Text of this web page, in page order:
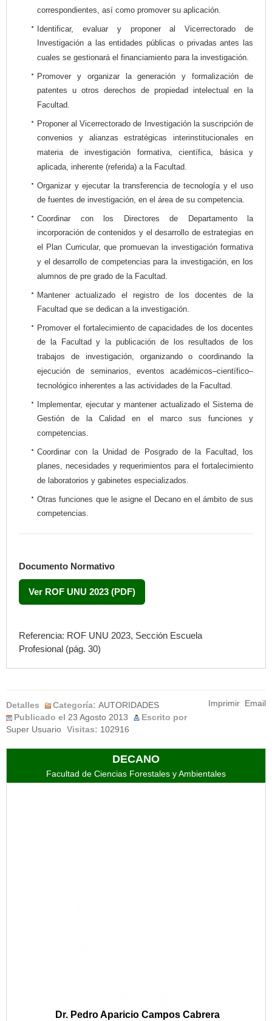
correspondientes, así como promover su aplicación.
Identificar, evaluar y proponer al Vicerrectorado de
Investigación a las entidades públicas o privadas antes las
cuales se gestionará el financiamiento para la investigación.
Promover y organizar la generación y formalización de
patentes u otros derechos de propiedad intelectual en la
Facultad.
Proponer al Vicerrectorado de Investigación la suscripción de
convenios y alianzas estratégicas interinstitucionales en
materia de investigación formativa, científica, básica y
aplicada, inherente (referida) a la Facultad.
Organizar y ejecutar la transferencia de tecnología y el uso
de fuentes de investigación, en el área de su competencia.
Coordinar con los Directores de Departamento la
incorporación de contenidos y el desarrollo de estrategias en
el Plan Curricular, que promuevan la investigación formativa
y el desarrollo de competencias para la investigación, en los
alumnos de pre grado de la Facultad.
Mantener actualizado el registro de los docentes de la
Facultad que se dedican a la investigación.
Promover el fortalecimiento de capacidades de los docentes
de la Facultad y la publicación de los resultados de los
trabajos de investigación, organizando o coordinando la
ejecución de seminarios, eventos académicos–científico–
tecnológico inherentes a las actividades de la Facultad.
Implementar, ejecutar y mantener actualizado el Sistema de
Gestión de la Calidad en el marco sus funciones y
competencias.
Coordinar con la Unidad de Posgrado de la Facultad, los
planes, necesidades y requerimientos para el fortalecimiento
de laboratorios y gabinetes especializados.
Otras funciones que le asigne el Decano en el ámbito de sus
competencias.
Documento Normativo
Ver ROF UNU 2023 (PDF)
Referencia: ROF UNU 2023, Sección Escuela
Profesional (pág. 30)
Detalles Categoría: AUTORIDADES
Publicado el 23 Agosto 2013
Escrito por
Super Usuario Visitas: 102916
Imprimir Email
DECANO
Facultad de Ciencias Forestales y Ambientales
Dr. Pedro Aparicio Campos Cabrera